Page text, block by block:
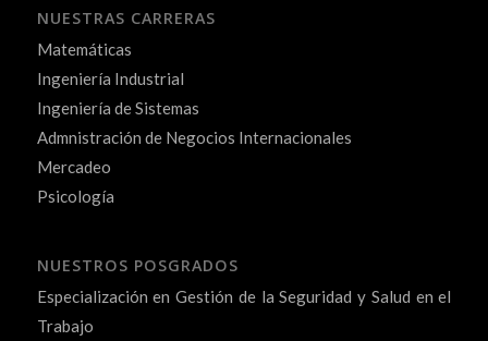
NUESTRAS CARRERAS
Matemáticas
Ingeniería Industrial
Ingeniería de Sistemas
Admnistración de Negocios Internacionales
Mercadeo
Psicología
NUESTROS POSGRADOS
Especialización en Gestión de la Seguridad y Salud en el
Trabajo